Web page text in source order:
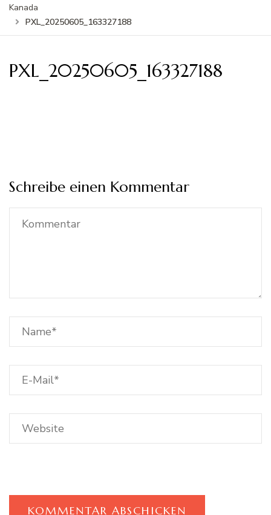
Kanada
PXL_20250605_163327188
PXL_20250605_163327188
Schreibe einen Kommentar